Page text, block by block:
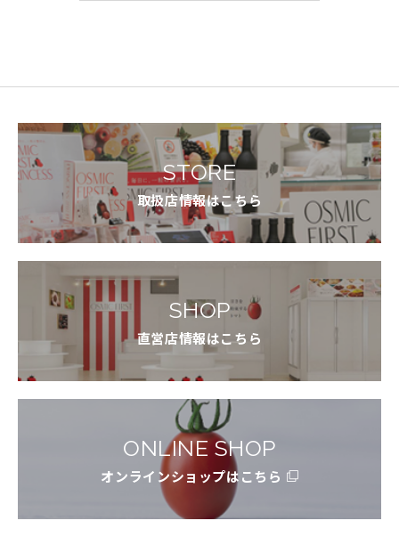
STORE
取扱店情報はこちら
SHOP
直営店情報はこちら
ONLINE SHOP
オンラインショップはこちら